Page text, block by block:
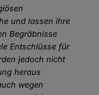
und lassen ihre
Begräbnisse
Entschlüsse für
jedoch nicht
heraus
wegen